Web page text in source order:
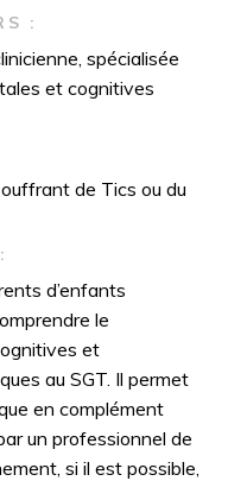
:
spécialisée
et cognitives
de Tics ou du
d’enfants
le
et
au SGT. Il permet
en complément
un professionnel de
si il est possible,